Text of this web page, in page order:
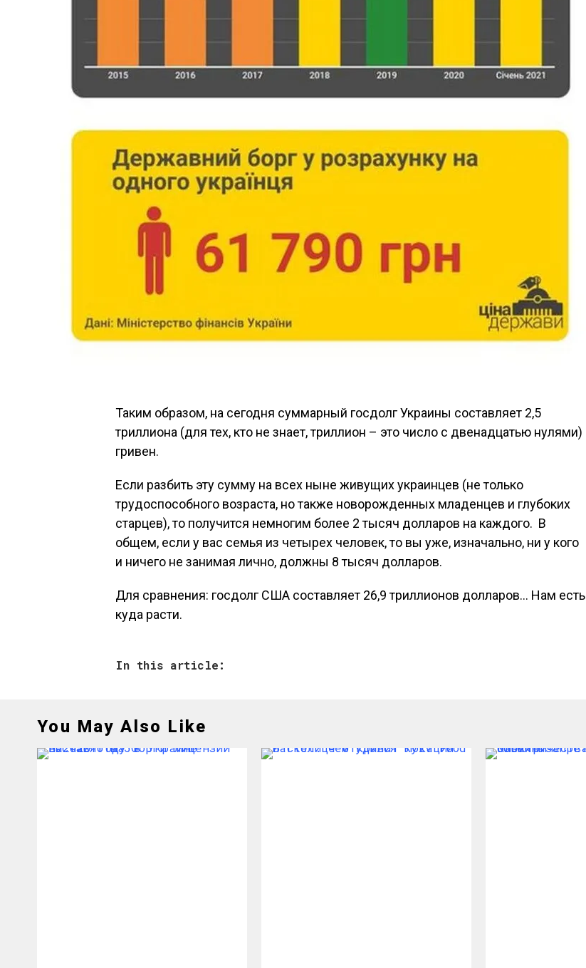
Таким образом, на сегодня суммарный госдолг Украины составляет 2,5
триллиона (для тех, кто не знает, триллион – это число с двенадцатью нулями)
гривен.
Если разбить эту сумму на всех ныне живущих украинцев (не только
трудоспособного возраста, но также новорожденных младенцев и глубоких
старцев), то получится немногим более 2 тысяч долларов на каждого. В
общем, если у вас семья из четырех человек, то вы уже, изначально, ни у кого
и ничего не занимая лично, должны 8 тысяч долларов.
Для сравнения: госдолг США составляет 26,9 триллионов долларов… Нам есть
куда расти.
In this article:
You May Also Like